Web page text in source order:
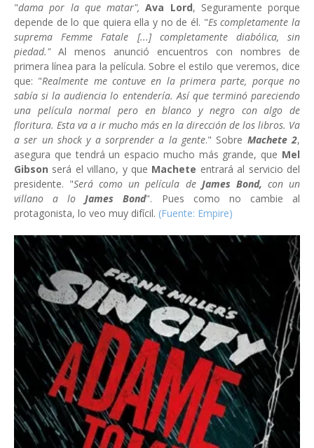
"dama por la que matar",Ava Lord, Seguramente porque
depende de lo que quiera ella y no de él. "Es completamente la
suprema Femme Fatale [...] completamente diabólica, sin
piedad."Al menos anunció encuentros con nombres de
primera línea para la película. Sobre el estilo que veremos, dice
que: "Realmente me contuve en la primera parte, porque no
sabía si la audiencia lo entendería. Así que terminó pareciendo
una película normal pero en blanco y negro con algo de
floritura. Esta va a ir mucho más en la dirección de los libros. Va
a ser un shock y a sorprender a la gente." Sobre Machete 2,
asegura que tendrá un espacio mucho más grande, que Mel
Gibson será el villano, y que Machete entrará al servicio del
presidente. "Será como un película deJames Bond, con un
villano a loJames Bond".
Pues como no cambie al
protagonista, lo veo muy difícil. (Fuente: Empire)